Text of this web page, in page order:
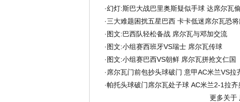
·幻灯:斯巴大战巴里奥斯疑似手球 达席尔瓦
·三大难题困扰五星巴西 卡卡低迷席尔瓦恐
· 图文:巴西队轻松备战 席尔瓦与邓加交流
· 图文:小组赛西班牙VS瑞士 席尔瓦传球
· 图文:小组赛巴西VS朝鲜 席尔瓦拼抢文仁国
· 席尔瓦门前包抄头球破门 意甲AC米兰VS拉
·帕托头球破门席尔瓦处子球 AC米兰2-1拉齐
更多关于